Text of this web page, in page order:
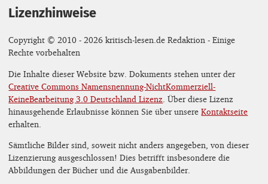
Lizenzhinweise
Copyright © 2010 - 2026 kritisch-lesen.de Redaktion - Einige
Rechte vorbehalten
Die Inhalte dieser Website bzw. Dokuments stehen unter der
Creative Commons Namensnennung-NichtKommerziell-
KeineBearbeitung 3.0 Deutschland Lizenz . Über diese Lizenz
hinausgehende Erlaubnisse können Sie über unsereKontaktseite
erhalten.
Sämtliche Bilder sind, soweit nicht anders angegeben, von dieser
Lizenzierung ausgeschlossen! Dies betrifft insbesondere die
Abbildungen der Bücher und die Ausgabenbilder.